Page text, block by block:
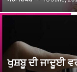
ਖੁਸ਼ਬੂ ਦੀ ਜਾਦੂਈ